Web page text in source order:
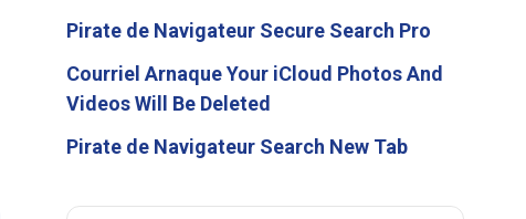
Pirate de Navigateur Secure Search Pro
Courriel Arnaque Your iCloud Photos And
Videos Will Be Deleted
Pirate de Navigateur Search New Tab